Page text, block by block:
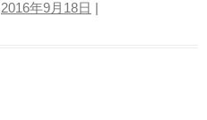
2016年9月18日